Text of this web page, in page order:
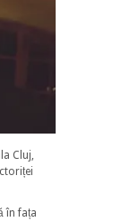
Cluj,
în fața